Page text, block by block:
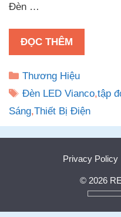
Đèn …
ĐỌC THÊM
Danh
mục
Thương Hiệu
Thẻ
Đèn LED Vianco,tập
Sáng,Thiết Bị Điện
Privacy Policy
© 2026